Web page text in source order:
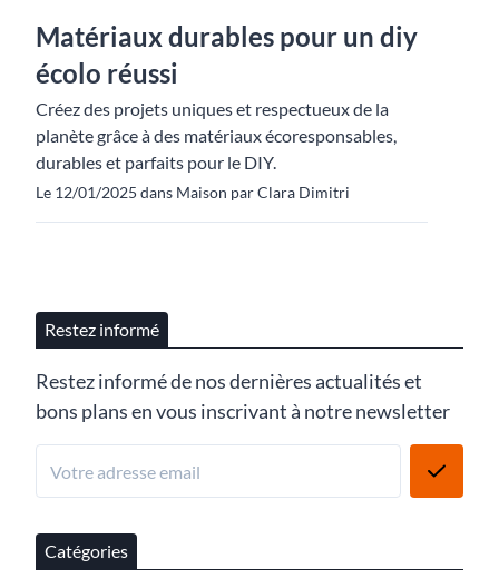
Matériaux durables pour un diy
écolo réussi
Créez des projets uniques et respectueux de la
planète grâce à des matériaux écoresponsables,
durables et parfaits pour le DIY.
Le 12/01/2025 dans Maison par Clara Dimitri
Restez informé
Restez informé de nos dernières actualités et
bons plans en vous inscrivant à notre newsletter
Catégories